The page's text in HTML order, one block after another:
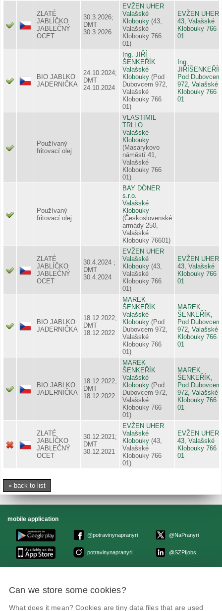
ZLATÉ
JABLÍČKO
JABLEČNÝ
OCET
30.3.2026;
DMT
30.3.2026
EVŽEN UHER
Valašské
Klobouky (43,
Valašské
Klobouky 766
01)
EVŽEN UHER,
43, Valašské
Klobouky 766
01
BIO JABLKO
JADERNIČKA
24.10.2024;
DMT
24.10.2024
Ing. JIŘÍ
ŠENKEŘÍK
Valašské
Klobouky (Pod
Dubovcem 972,
Valašské
Klobouky 766
01)
Ing.
Pod Dubovcem
972, Valašské
Klobouky 766
01
Používaný
fritovací olej
VLASTIMIL
TRLLO
Valašské
Klobouky
(Masarykovo
náměstí 41,
Valašské
Klobouky 766
01)
Používaný
fritovací olej
BAY DÖNER
s.r.o.
Valašské
Klobouky
(Československé
armády 250,
Valašské
Klobouky 76601)
ZLATÉ
JABLÍČKO
JABLEČNÝ
OCET
30.4.2024 ;
DMT
30.4.2024
EVŽEN UHER
Valašské
Klobouky (43,
Valašské
Klobouky 766
01)
EVŽEN UHER,
43, Valašské
Klobouky 766
01
BIO JABLKO
JADERNIČKA
18.12.2022;
DMT
18.12.2022
MAREK
ŠENKEŘÍK
Valašské
Klobouky (Pod
Dubovcem 972,
Valašské
Klobouky 766
01)
MAREK
ŠENKEŘÍK,
Pod Dubovcem
972, Valašské
Klobouky 766
01
BIO JABLKO
JADERNIČKA
18.12.2022;
DMT
18.12.2022
MAREK
ŠENKEŘÍK
Valašské
Klobouky (Pod
Dubovcem 972,
Valašské
Klobouky 766
01)
MAREK
ŠENKEŘÍK,
Pod Dubovcem
972, Valašské
Klobouky 766
01
ZLATÉ
JABLÍČKO
JABLEČNÝ
OCET
30.12.2021;
DMT
30.12.2021
EVŽEN UHER
Valašské
Klobouky (43,
Valašské
Klobouky 766
01)
EVŽEN UHER,
43, Valašské
Klobouky 766
01
« back to list
mobile application
@potravinynapranyri
potravinynapranyri
@NaPranyri
@SZPIjobs
Květná 15, 603 00 Brno,epodatelna
szpi.gov.cz
IČO: 75014149, DIČ: CZ75014149
Can we store some cookies?
What does it mean? Cookies are tiny data files that are used